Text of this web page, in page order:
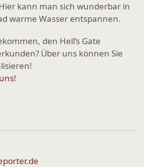
kann man sich wunderbar in
warme Wasser entspannen.
den Hell’s Gate
Über uns können Sie